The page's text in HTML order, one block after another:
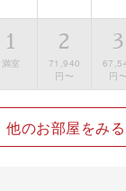
が、源泉掛け流
。ゆったりとい
ください。
無料参拝バス
ドライバー兼ガ
予約制ですので
1
満室
2
71,940
円〜
3
円〜
他のお部屋をみる